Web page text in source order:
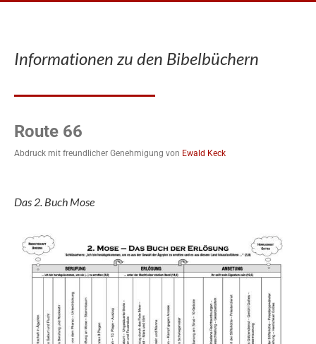
Informationen zu den Bibelbüchern
Route 66
Abdruck mit freundlicher Genehmigung von Ewald Keck
Das 2. Buch Mose